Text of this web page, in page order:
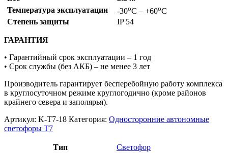
Температура эксплуатации
-30оС – +60оС
Степень защиты
IP 54
ГАРАНТИЯ
• Гарантийный срок эксплуатации – 1 год
• Срок службы (без АКБ) – не менее 3 лет
Производитель гарантирует бесперебойную работу комплекса
в круглосуточном режиме круглогодично (кроме районов
крайнего севера и заполярья).
Артикул: K-T7-18 Категория: Односторонние автономные
светофоры Т7
Тип Светофор